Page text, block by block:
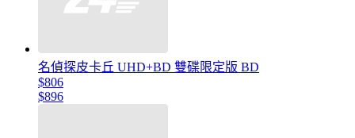
名偵探皮卡丘 UHD+BD 雙碟限定版 BD
$806
$896